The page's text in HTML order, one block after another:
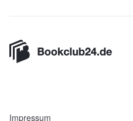
Impressum